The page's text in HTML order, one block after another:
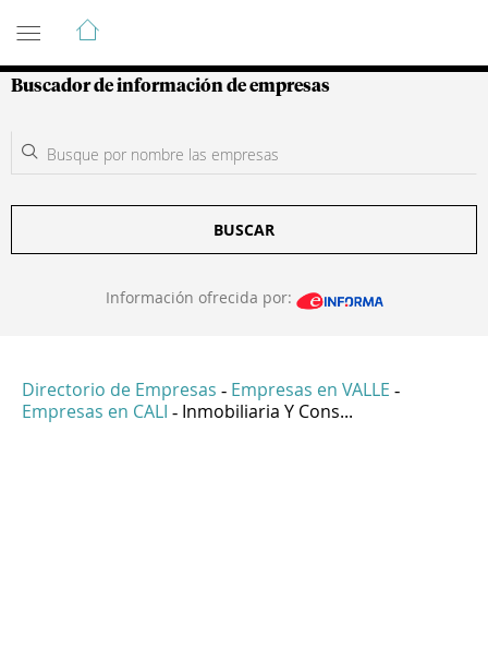
Guía de Empresas Colombianas
Buscador de información de empresas
BUSCAR
Información ofrecida por:
Directorio de Empresas - Empresas en VALLE -
Empresas en CALI - Inmobiliaria Y Cons...